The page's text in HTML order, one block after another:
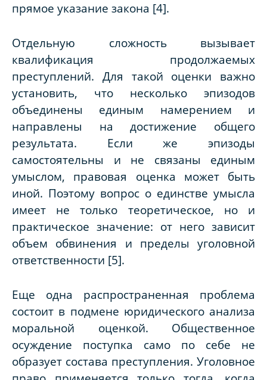
прямое указание закона [4].
Отдельную сложность вызывает
квалификация продолжаемых
преступлений. Для такой оценки важно
установить, что несколько эпизодов
объединены единым намерением и
направлены на достижение общего
результата. Если же эпизоды
самостоятельны и не связаны единым
умыслом, правовая оценка может быть
иной. Поэтому вопрос о единстве умысла
имеет не только теоретическое, но и
практическое значение: от него зависит
объем обвинения и пределы уголовной
ответственности [5].
Еще одна распространенная проблема
состоит в подмене юридического анализа
моральной оценкой. Общественное
осуждение поступка само по себе не
образует состава преступления. Уголовное